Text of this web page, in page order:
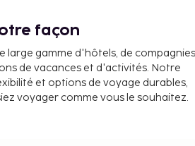
façon
large gamme d'hôtels, de compagnies
de vacances et d'activités. Notre
et options de voyage durables,
voyager comme vous le souhaitez.